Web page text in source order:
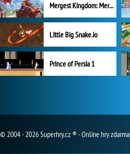
Mergest Kingdom: Merge Puzzle
Little Big Snake.io
Prince of Persia 1
© 2004 - 2026 Superhry.cz ® - Online hry zdarma